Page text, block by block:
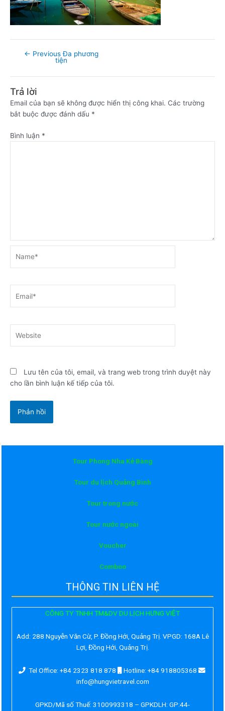
← Previous Đa phương
tiện
Trả lời
Email của bạn sẽ không được hiển thị công khai. Các trường
bắt buộc được đánh dấu *
Bình luận *
Lưu tên của tôi, email, và trang web trong trình duyệt này
cho lần bình luận kế tiếp của tôi.
Tour Phong Nha Kẻ Bàng
Tour du lịch Quảng Bình
Tour trong nước
Tour nước ngoài
Voucher
Comboo
THÔNG TIN LIÊN HỆ
CÔNG TY TNHH TM&DV DU LỊCH HƯNG VIỆT
Add: 288 Nguyễn Văn Cừ, P. Đồng Hới, Quảng Trị. VPGD: 168A Lê
Lợi, Đồng Hới, Quảng Trị.
Tel Office: +84 2323 818 878
Hotline: +84 918805368
info@hungvietravel.com
GPKD/Mã số Thuế: 3100993318 – GPKDLH: GP:44-